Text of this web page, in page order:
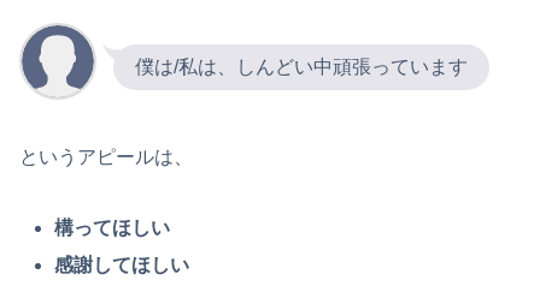
僕は/私は、しんどい中頑張っています
というアピールは、
構ってほしい
感謝してほしい